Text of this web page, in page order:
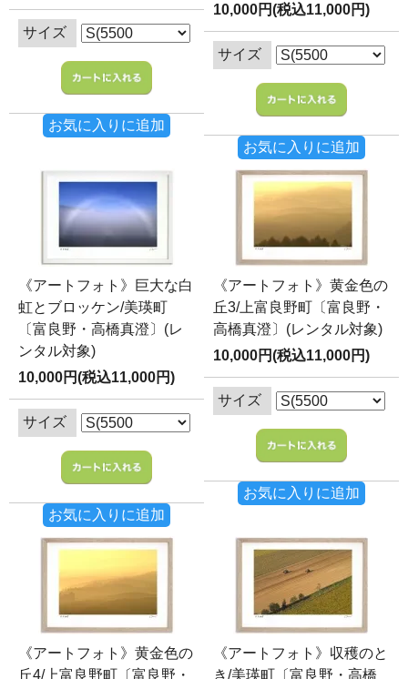
サイズ
お気に入りに追加
10,000円(税込11,000円)
サイズ
お気に入りに追加
《アートフォト》巨大な白
虹とブロッケン/美瑛町
〔富良野・高橋真澄〕(レ
ンタル対象)
10,000円(税込11,000円)
サイズ
お気に入りに追加
《アートフォト》黄金色の
丘3/上富良野町〔富良野・
高橋真澄〕(レンタル対象)
10,000円(税込11,000円)
サイズ
お気に入りに追加
《アートフォト》黄金色の
丘4/上富良野町〔富良野・
《アートフォト》収穫のと
き/美瑛町〔富良野・高橋